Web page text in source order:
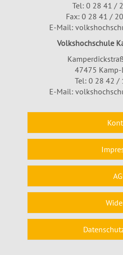
Tel: 0 28 41 /
Fax: 0 28 41 /
E-Mail:
Volkshochschule
47475
Tel: 0 28 42 /
E-Mail: